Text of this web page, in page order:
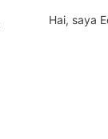
Hai, saya